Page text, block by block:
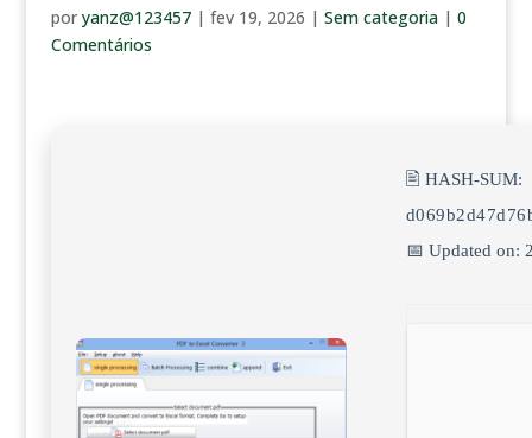
por yanz@123457| fev 19, 2026 | Sem categoria| 0
Comentários
🖹 HASH-SUM:
📅 Updated on: